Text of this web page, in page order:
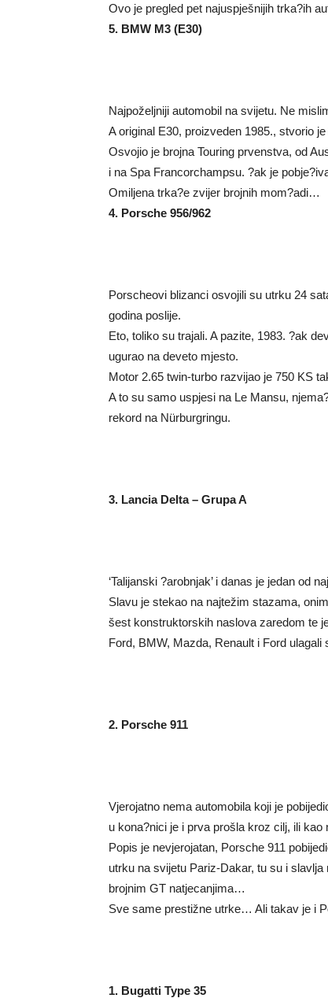
Ovo je pregled pet najuspješnijih trka?ih
5. BMW M3 (E30)
Najpoželjniji automobil na svijetu. Ne
A original E30, proizveden 1985., stvorio
Osvojio je brojna Touring prvenstva, od
i na Spa Francorchampsu. ?ak je
Omiljena trka?e zvijer brojnih mom?adi…
4. Porsche 956/962
Porscheovi blizanci osvojili su utrku 24
godina poslije.
Eto, toliko su trajali. A pazite, 1983. ?ak
ugurao na deveto mjesto.
Motor 2.65 twin-turbo razvijao je 750 KS
A to su samo uspjesi na Le Mansu,
rekord na Nürburgringu.
3. Lancia Delta – Grupa A
‘Talijanski ?arobnjak’ i danas je jedan od
Slavu je stekao na najtežim stazama,
šest konstruktorskih naslova zaredom te
Ford, BMW, Mazda, Renault i Ford
2. Porsche 911
Vjerojatno nema automobila koji je
u kona?nici je i prva prošla kroz cilj, ili kao
Popis je nevjerojatan, Porsche 911
utrku na svijetu Pariz-Dakar, tu su i
brojnim GT natjecanjima…
Sve same prestižne utrke… Ali takav je i
1. Bugatti Type 35